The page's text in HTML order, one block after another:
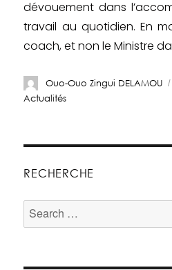
dévouement dans
travail au quotidien. En
coach, et non le Ministre
Ouo-Ouo Zingui DELAMOU
Actualités
RECHERCHE